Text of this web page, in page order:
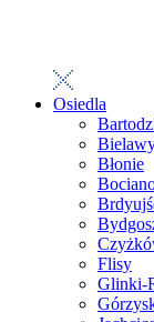
Osiedla
Błonie
Flisy
Glinki-